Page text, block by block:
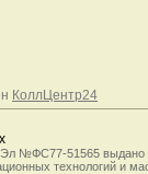
КоллЦентр24
№ФС77-51565 выдано
технологий и